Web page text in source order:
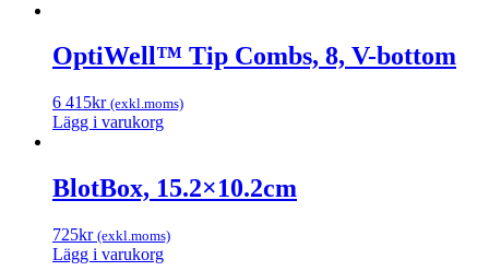
OptiWell™ Tip Combs, 8, V-bottom
6 415kr (exkl.moms)
Lägg i varukorg
BlotBox, 15.2×10.2cm
725kr (exkl.moms)
Lägg i varukorg